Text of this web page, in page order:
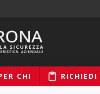
CHI RICHIEDI